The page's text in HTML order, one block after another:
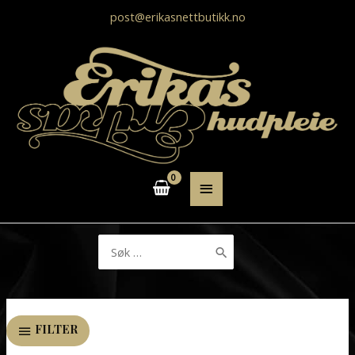
post@erikasnettbutikk.no
HOVEDMENY
etter:
FILTER